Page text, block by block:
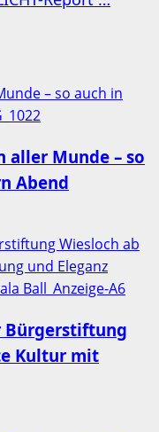
– so auch in
Munde – so
Abend
Wiesloch ab
und Eleganz
Bürgerstiftung
Kultur mit